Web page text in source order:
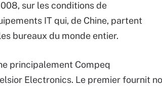
sur les conditions de
IT qui, de Chine, partent
bureaux du monde entier.
principalement Compeq
Electronics. Le premier fournit